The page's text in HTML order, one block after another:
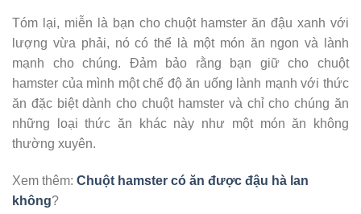
Tóm lại, miễn là bạn cho chuột hamster ăn đậu xanh với
lượng vừa phải, nó có thể là một món ăn ngon và lành
mạnh cho chúng. Đảm bảo rằng bạn giữ cho chuột
hamster của mình một chế độ ăn uống lành mạnh với thức
ăn đặc biệt dành cho chuột hamster và chỉ cho chúng ăn
những loại thức ăn khác này như một món ăn không
thường xuyên.
Xem thêm: Chuột hamster có ăn được đậu hà lan
không?